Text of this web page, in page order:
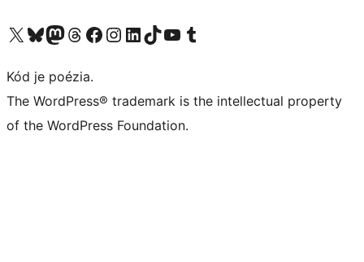
Navštívte náš účet na X (predtým Twitter)
Navštívte náš účet na platforme Bluesky
Navštívte náš účet na Mastodone
Navštívte náš účet na platforme Threads
Navštívte našu stránku na Facebooku
Navštívte náš účet Instagram
Navštívte náš účet LinkedIn
Navštívte náš účet na platforme TikTok
Navštívte náš kanál YouTube
Navštívte náš účet na platforme Tumblr
Kód je poézia.
The WordPress® trademark is the intellectual property
of the WordPress Foundation.